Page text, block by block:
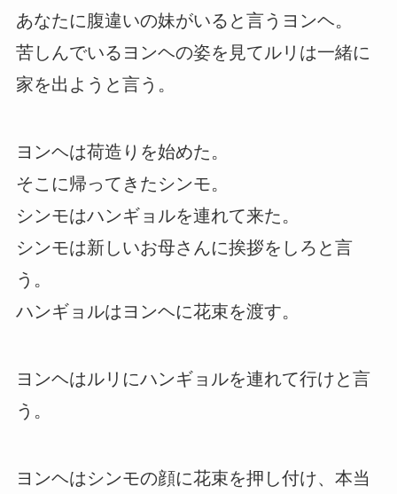
あなたに腹違いの妹がいると言うヨンヘ。
苦しんでいるヨンヘの姿を見てルリは一緒に
家を出ようと言う。
ヨンヘは荷造りを始めた。
そこに帰ってきたシンモ。
シンモはハンギョルを連れて来た。
シンモは新しいお母さんに挨拶をしろと言
う。
ハンギョルはヨンヘに花束を渡す。
ヨンヘはルリにハンギョルを連れて行けと言
う。
ヨンヘはシンモの顔に花束を押し付け、本当